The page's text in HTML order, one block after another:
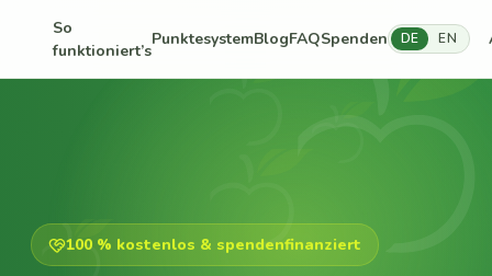
So
funktioniert’s
PunktesystemBlogFAQSpenden DE EN
100 % kostenlos & spendenfinanziert